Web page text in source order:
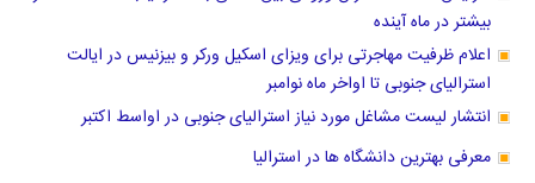
بیشتر در ماه آینده
اعلام ظرفیت مهاجرتی برای ویزای اسکیل ورکر و بیزنیس در ایالت
استرالیای جنوبی تا اواخر ماه نوامبر
انتشار لیست مشاغل مورد نیاز استرالیای جنوبی در اواسط اکتبر
معرفی بهترین دانشگاه ها در استرالیا